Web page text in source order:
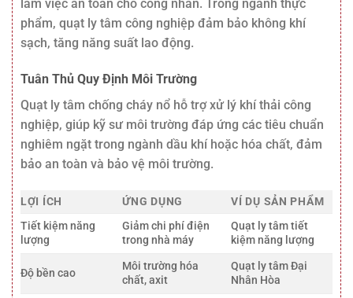
làm việc an toàn cho công nhân. Trong ngành thực
phẩm, quạt ly tâm công nghiệp đảm bảo không khí
sạch, tăng năng suất lao động.
Tuân Thủ Quy Định Môi Trường
Quạt ly tâm chống cháy nổ hỗ trợ xử lý khí thải công
nghiệp, giúp kỹ sư môi trường đáp ứng các tiêu chuẩn
nghiêm ngặt trong ngành dầu khí hoặc hóa chất, đảm
bảo an toàn và bảo vệ môi trường.
LỢI ÍCH ỨNG DỤNG
VÍ DỤ SẢN PHẨM
Tiết kiệm năng
lượng
Giảm chi phí điện
trong nhà máy
Quạt ly tâm tiết
kiệm năng lượng
Độ bền cao
Môi trường hóa
chất, axit
Quạt ly tâm Đại
Nhân Hòa